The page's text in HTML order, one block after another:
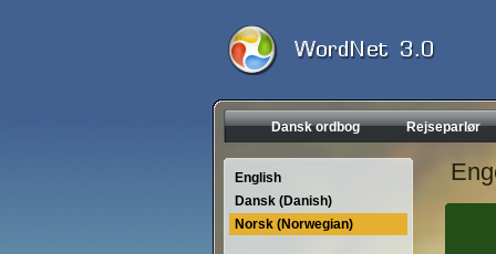
Dansk ordbog Rejseparlør
English
Dansk (Danish)
Norsk (Norwegian)